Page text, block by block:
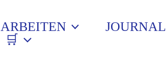
ARBEITEN JOURNAL
🛒